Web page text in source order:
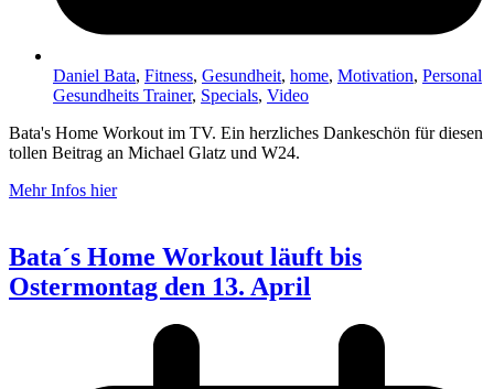
Daniel Bata, Fitness, Gesundheit, home, Motivation, Personal
Gesundheits Trainer, Specials, Video
Bata's Home Workout im TV. Ein herzliches Dankeschön für diesen
tollen Beitrag an Michael Glatz und W24.
Mehr Infos hier
Bata´s Home Workout läuft bis
Ostermontag den 13. April